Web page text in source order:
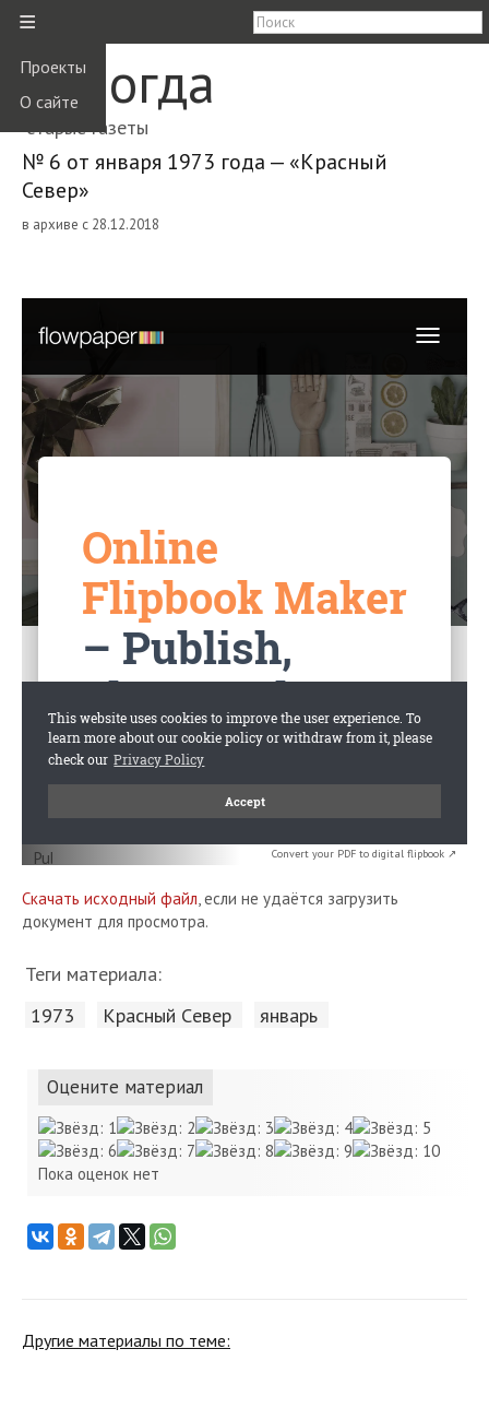
≡
Проекты
О сайте
Вологда
старые газеты
№ 6 от января 1973 года — «Красный
Север»
в архиве с 28.12.2018
Convert your PDF to digital flipbook ↗
Скачать исходный файл, если не удаётся загрузить
документ для просмотра.
Теги материала:
1973 Красный Cевер январь
Оцените материал
Пока оценок нет
Другие материалы по теме: